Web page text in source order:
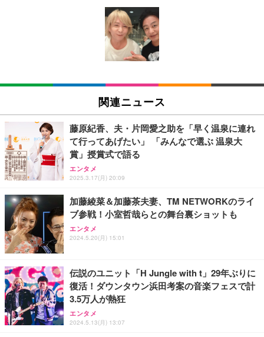
[EdoErgo] オフィスチェア 椅子 テレワーク 疲れな
い 跳ね上げ式アームレスト コンパクト 約105度ロッ
キング pc 事務椅子 360度回転 座面昇降 強化ナイロ
ン樹脂ベース 通気性メッシュ 在宅ワーク H-WY01
(黒網+黒枠+黒足)
SIHOO B100 オフィスチェア／デスクチェア メッシ
ュチェア 人間工学 疲れない ブラック
￥27,999
Sezlife オフィスチェア デスクチェア 疲れない テレ
ワーク チェア 強化バックレスト 30度ロッキング機
能 人間工学 椅子 腰サポート 90度跳ね上げ式アーム
レスト 3Dヘッドレスト ハンガー付き 高反発クッシ
務用 おしゃれ パソコンチェア (ブラック)
Sezlife オフィスチェア デスクチェア 疲れない テレ
ワーク チェア 強化バックレスト 30度ロッキング機
能 人間工学 椅子 腰サポート 90度跳ね上げ式アーム
務用 おしゃれ パソコンチェア (ホワイト)
ANDWINT オフィスチェア デスクチェア 肘なし メ
ッシュ 通気性 ランバーサポート付き 腰サポート ガ
ス圧無段階昇降 360度回転 キャスター付き コンパク
ト 幅52×奥行58.5×高さ84～96cm テレワーク 在宅
￥4,139
EIZO ビジネス向けプレミアムモニター | FlexScan
EV3240X-WT | 31.5型4K UHD・USB Type-C・ホワ
￥105,595
EIZO ビジネス向けプレミアムモニター | FlexScan
【純正品】27"ゲーミングモニター DualSense 充電
フック付き（CFI-ZDM1J）
￥49,979
【整備済み品】Dell E2724HS 27インチ 液晶モニタ
ー フルHD（1920×1080）VA 非光沢 HDMI/DisplayP
ort/VGA スピーカー内蔵 高さ調整 スイベル VESA対
【MiniLED/24.5inch/280Hz/FHD】GRAPHT THE S
HOOTER Gaming Monitor 24” Essential ゲーミン
グモニター QD 24.5インチ 1ms FHD 量子ドット 残
像低減 (3年保証 | 輝点保証 | 日本メーカー)
￥34,980
Amazonベーシック ペットシーツ 薄型 レギュラー 1
回使い捨て 無香料 ホワイト 300枚
Amazonベーシック ペットシーツ 厚型 ワイド 42枚
x2袋(84枚) ホワイト(吸収面:ライトブルー)
￥3,234
ネオ・ルーライフ ネオ・オムツ L 中型犬用 26枚入
り 単品
￥1,800
Smart Basic(スマートベーシック) 【Amazon.co.jp
限定】 Smart Basic アイリスオーヤマ ペットシーツ
超厚型 お徳用 ワイド 100枚入 (x 1) (ケース販売)
アイリスオーヤマ ペットシーツ 超厚型 お徳用 レギ
ュラー 200枚入【Amazon.co.jp限定】
￥3,731
関連ニュース
藤原紀香、夫・片岡愛之助を「早く温泉に連れ
て行ってあげたい」 「みんなで選ぶ 温泉大
賞」授賞式で語る
エンタメ
2025.3.17(月) 20:09
加藤綾菜＆加藤茶夫妻、TM NETWORKのライ
ブ参戦！小室哲哉らとの舞台裏ショットも
エンタメ
2024.5.20(月) 15:01
伝説のユニット「H Jungle with t」29年ぶりに
復活！ダウンタウン浜田考案の音楽フェスで計
3.5万人が熱狂
エンタメ
2024.5.13(月) 13:07